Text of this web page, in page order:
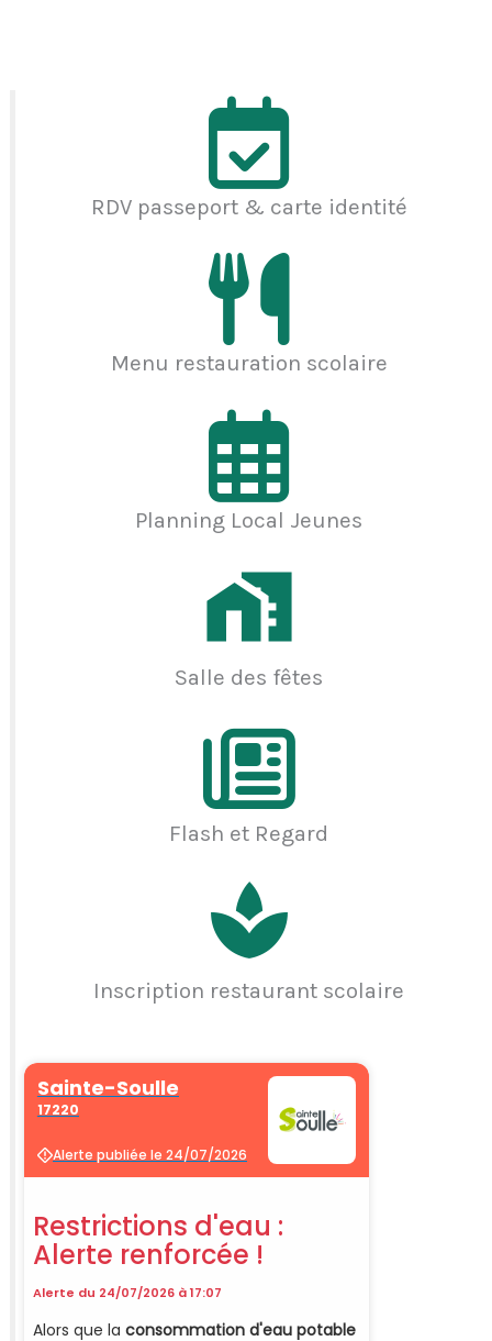
RDV passeport & carte identité
Menu restauration scolaire
Planning Local Jeunes
Salle des fêtes
Flash et Regard
Inscription restaurant scolaire